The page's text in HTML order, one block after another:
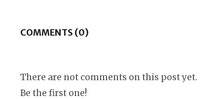
COMMENTS (0)
There are not comments on this post yet.
Be the first one!